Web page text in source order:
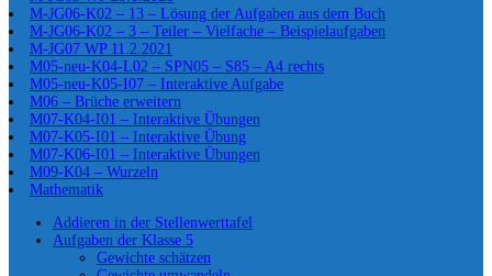
M-JG06-K02 – 13 – Lösung der Aufgaben aus dem Buch
M-JG06-K02 – 3 – Teiler – Vielfache – Beispielaufgaben
M-JG07 WP 11.2.2021
M05-neu-K04-L02 – SPN05 – S85 – A4 rechts
M05-neu-K05-I07 – Interaktive Aufgabe
M06 – Brüche erweitern
M07-K04-I01 – Interaktive Übungen
M07-K05-I01 – Interaktive Übung
M07-K06-I01 – Interaktive Übungen
M09-K04 – Wurzeln
Mathematik
Addieren in der Stellenwerttafel
Aufgaben der Klasse 5
Gewichte schätzen